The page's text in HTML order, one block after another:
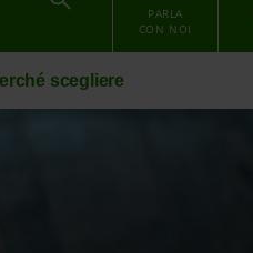
ACCEDI
PARLA
CON NOI
scegliere